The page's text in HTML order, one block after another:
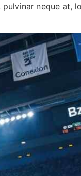
pulvinar neque at,